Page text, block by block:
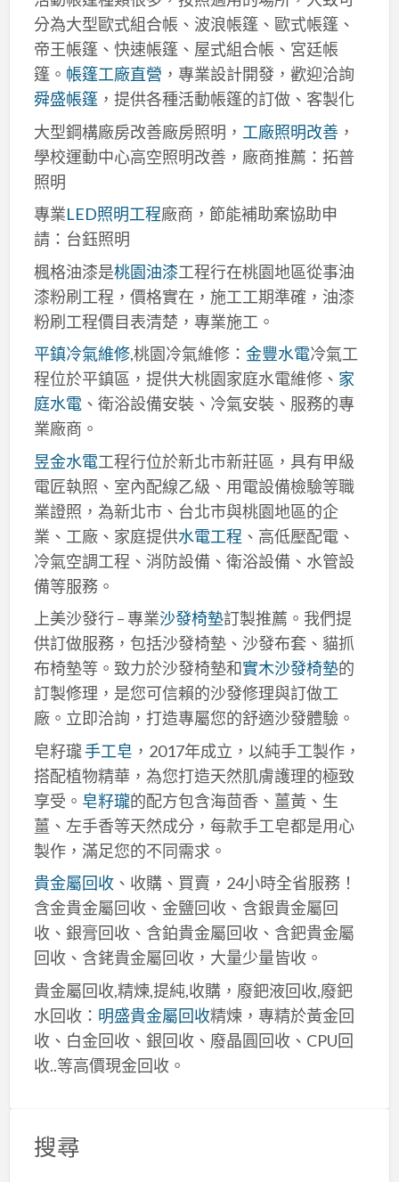
分為大型歐式組合帳、波浪帳篷、歐式帳篷、
帝王帳篷、快速帳篷、屋式組合帳、宮廷帳
篷。 帳篷工廠直營 ，專業設計開發，歡迎洽詢
舜盛帳篷，提供各種活動帳篷的訂做、客製化
大型鋼構廠房改善廠房照明， 工廠照明改善，
學校運動中心高空照明改善，廠商推薦：拓普
照明
專業LED照明工程廠商，節能補助案協助申
請：台鈺照明
楓格油漆是桃園油漆工程行在桃園地區從事油
漆粉刷工程，價格實在，施工工期準確，油漆
粉刷工程價目表清楚，專業施工。
平鎮冷氣維修,桃園冷氣維修： 金豐水電冷氣工
程位於平鎮區，提供大桃園家庭水電維修、 家
庭水電、衛浴設備安裝、冷氣安裝、服務的專
業廠商。
昱金水電工程行位於新北市新莊區，具有甲級
電匠執照、室內配線乙級、用電設備檢驗等職
業證照，為新北市、台北市與桃園地區的企
業、工廠、家庭提供水電工程 、高低壓配電、
冷氣空調工程、消防設備、衛浴設備、水管設
備等服務。
上美沙發行 – 專業沙發椅墊訂製推薦。我們提
供訂做服務，包括沙發椅墊、沙發布套、貓抓
布椅墊等。致力於沙發椅墊和實木沙發椅墊的
訂製修理，是您可信賴的沙發修理與訂做工
廠。立即洽詢，打造專屬您的舒適沙發體驗。
皂籽瓏手工皂 ，2017年成立，以純手工製作，
搭配植物精華，為您打造天然肌膚護理的極致
享受。 皂籽瓏的配方包含海茴香、薑黃、生
薑、左手香等天然成分，每款手工皂都是用心
製作，滿足您的不同需求。
貴金屬回收、收購、買賣，24小時全省服務！
含金貴金屬回收、金鹽回收、含銀貴金屬回
收、銀膏回收、含鉑貴金屬回收、含鈀貴金屬
回收、含銠貴金屬回收，大量少量皆收。
貴金屬回收,精煉,提純,收購，廢鈀液回收,廢鈀
水回收： 明盛貴金屬回收精煉，專精於黃金回
收、白金回收、銀回收、廢晶圓回收、CPU回
收..等高價現金回收。
搜尋